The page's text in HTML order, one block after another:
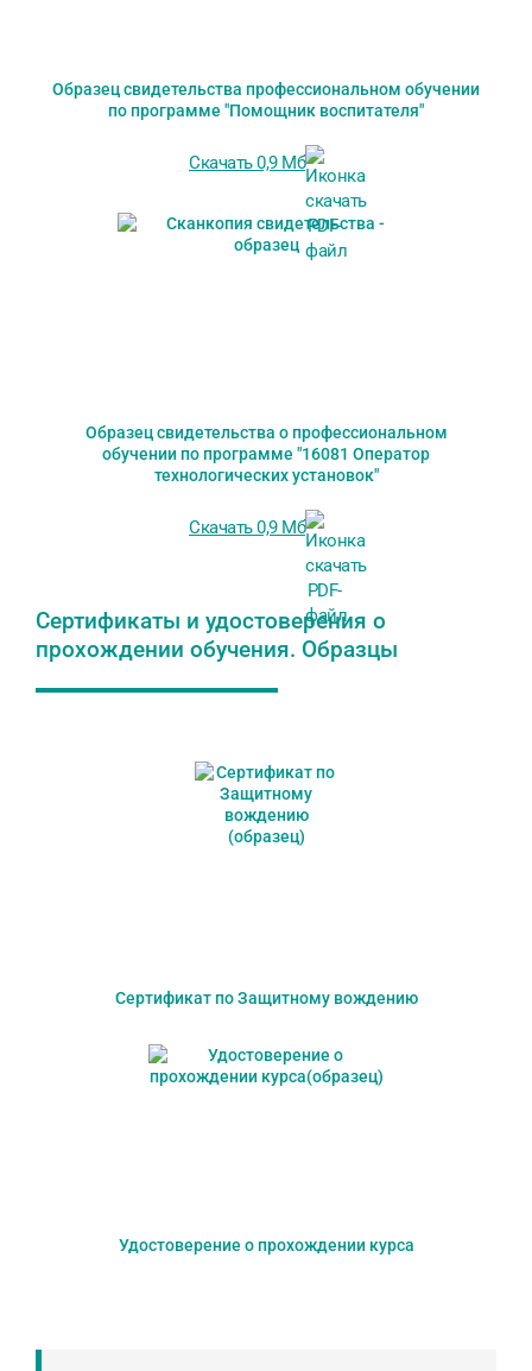
Образец свидетельства профессиональном обучении
по программе "Помощник воспитателя"
Скачать 0,9 Мб
Образец свидетельства о профессиональном
обучении по программе "16081 Оператор
технологических установок"
Скачать 0,9 Мб
Сертификаты и удостоверения о
прохождении обучения. Образцы
Сертификат по Защитному вождению
Удостоверение о прохождении курса